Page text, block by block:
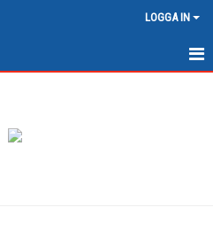
LOGGA IN